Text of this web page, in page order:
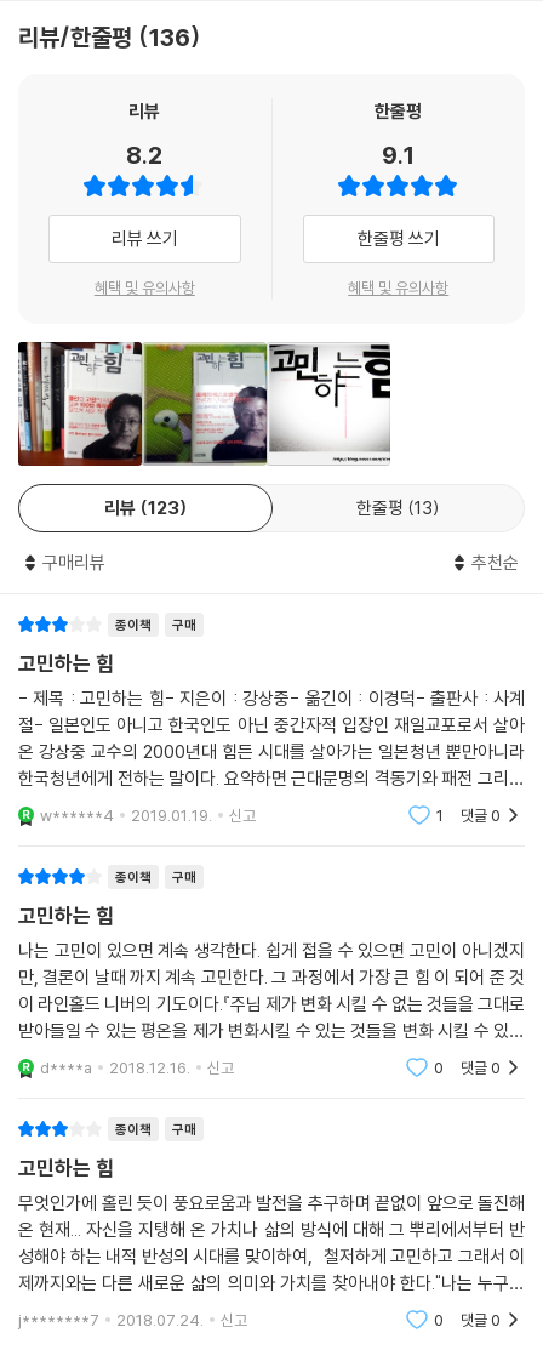
말한다. 100년 전 근대가 본격적으로 개막될 무렵 활동한 나쓰메 소세키와
았던 제국주의 시대와 오늘날의 세계화 시대를 비교하면서, 급격한 외부적
변화가 개인의 삶에 결정적인 영향을 끼치고 그 결과 개인은 점차 소외되
고 고립되어간다는 점에서 두 시대가 유사하다고 말한다. 거대한 변화의
흐름 속에서 인간답게 살아가기 위해 고민했던 이 두 사람에게서 자아와
자유, 일, 사랑, 돈 등 삶의 다양한 국면이 지닌 의미를 고민하면서 살아가
는 법을 배워보자.
이 책은 현재 우리 삶에 고민을 불러오는 가장 큰 요인으로 세계화를 들고
있다. 세계화는 개인에게 살아남기 위해서는 특정한 삶의 방식을 가져야만
한다고 강요하는데, 이 변화의 흐름에서 정작 개인들은 과거보다 행복한
삶을 누리기보다는 소외와 고립, 경제적?사회적 격차를 겪고 있다. 이러한
현실이 야기하는 고민에서 어떻게 벗어날 것인지, 또는 이 고민과 함께 어
떻게 살아가야 하는지를 아홉 가지 질문을 통해 살펴보자.
‘나는 누구인가’라는 질문과 연관되는 ‘자아’는 자기 속에만 갇혀 자기만 생
각하는 ‘자기중심주의’와는 다르다. 근대 철학에서 ‘자아’는 다른 사람과의
구별이나 대립 등 ‘타자’의 존재를 바탕으로 발견되었다. 개인주의의 시대
인 근대 이후 비대해진 자아는 사회의 해체를 초래하기도 했다. ‘자아’는 타
자와의 관계에서만 성립되는 것이다. 저자는 재일 한국인으로서 정체성의
혼란을 느끼다가 한국을 방문한 후 새로운 자기 인식을 갖게 된 자신의 경
험과, 자아에 사로잡혀 관계에 좌절하는 소세키 소설 속 인물들을 예로 들
어 설명한다. 저자는 자신에 대해 진지하게 고민하고 마침내 타자와 진지
나는 이런 경험을 바탕으로 자아는 타자와의 ‘상호 인정’에 의한 산물이라
고 말하고 싶습니다. 그리고 중요한 것은 인정을 받기 위해서는 자기를 타
자에 대해 던질 필요가 있다는 점입니다. 나는 타자와 상호 인정을 하지 않
는 일방적인 자아가 존재할 수 없다는 것을 실감하고 있습니다. 확실하게
말하면 타자를 배제한 자아는 존재하지 않습니다. --- p.41
2장 돈이 세계의 전부인가?
로 존재해왔다. 소세키와 베버의 시대에 자본을 축적하는 것은 삶의 가장
큰 가치로 대두되었고 돈은 무수한 폐해를 낳았다. 오늘날 자본주의는 그
들 시대의 산업자본주의와는 질적으로 다른 금융 기생적 자본주의로 변질
되었으나, 그 두 사람은 ‘영?이 없는’ 자본가(전문가)나 이에 기생하는 사
람들을 문제 삼음으로? 돈의 위험성을 예감했다. 저자는 베버나 소세키처
럼 가능한 범위에서 돈을 벌어 쓰고 윤리를 고민하면서 자본의 논리 위에
서 중심을 잡자고 말한다.
책은 이 한 마디로 집약된다. 자신의 키를 찾아낼 곳은 게임과 같이 혼자만
리뷰/한줄평 136
리뷰
8.2
리뷰 쓰기
혜택 및 유의사항
한줄평
9.1
한줄평 쓰기
혜택 및 유의사항
리뷰 123 한줄평 13
구매리뷰 추천순
종이책 구매
고민하는 힘
- 제목 : 고민하는 힘- 지은이 : 강상중- 옮긴이 : 이경덕- 출판사 : 사계
절- 일본인도 아니고 한국인도 아닌 중간자적 입장인 재일교포로서 살아
온 강상중 교수의 2000년대 힘든 시대를 살아가는 일본청년 뿐만아니라
한국청년에게 전하는 말이다. 요약하면 근대문명의 격동기와 패전 그리고
다시 부흥기를 거쳐온 일본사회에서 경제적 침체기를 겪고 있는 현시대는
힘든 시대이다. 그렇
w******4 2019.01.19. 신고 1 댓글0
종이책 구매
고민하는 힘
나는 고민이 있으면 계속 생각한다. 쉽게 접을 수 있으면 고민이 아니겠지
만, 결론이 날때 까지 계속 고민한다. 그 과정에서 가장 큰 힘 이 되어 준 것
이 라인홀드 니버의 기도이다.『주님 제가 변화 시킬 수 없는 것들을 그대로
받아들일 수 있는 평온을 제가 변화시킬 수 있는 것들을 변화 시킬 수 있는
용기를그리고 그 둘의 차이를 분별할 수 있는 지혜를 저에게 주시옵소서 』
만약
d****a 2018.12.16. 신고 0 댓글0
종이책 구매
고민하는 힘
무엇인가에 홀린 듯이 풍요로움과 발전을 추구하며 끝없이 앞으로 돌진해
온 현재... 자신을 지탱해 온 가치나 삶의 방식에 대해 그 뿌리에서부터 반
성해야 하는 내적 반성의 시대를 맞이하여, 철저하게 고민하고 그래서 이
제까지와는 다른 새로운 삶의 의미와 가치를 찾아내야 한다."나는 누구인
가, 돈이 세계의 전부인가, 안다는 것은 무엇일까, 청춘은 아름다운가, 믿
는 사람은 구원
j********7 2018.07.24. 신고 0 댓글0